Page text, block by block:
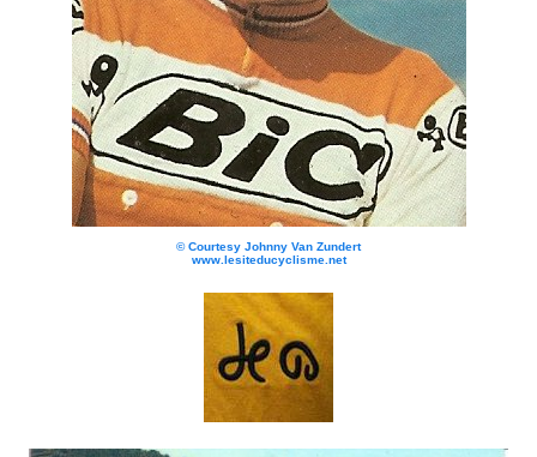
©Courtesy Johnny Van Zundert
www.lesiteducyclisme.net